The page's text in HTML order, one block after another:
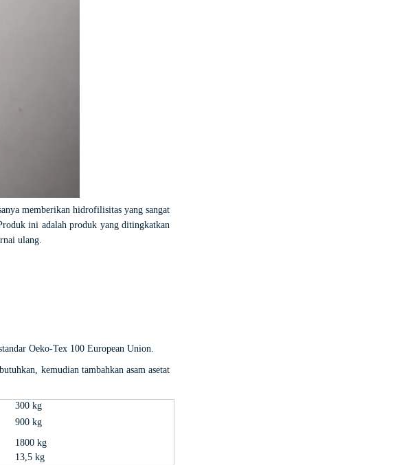
memberikan hidrofilisitas yang sangat
ini adalah produk yang ditingkatkan
ulang.
Oeko-Tex 100 European Union.
kemudian tambahkan asam asetat
300 kg
900 kg
1800 kg
13,5 kg